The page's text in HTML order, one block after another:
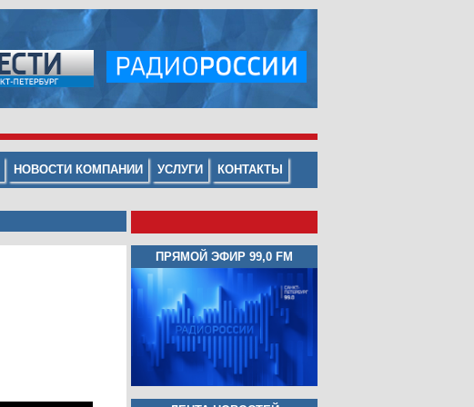
НОВОСТИ КОМПАНИИ УСЛУГИ КОНТАКТЫ
ПРЯМОЙ ЭФИР 99,0 FM